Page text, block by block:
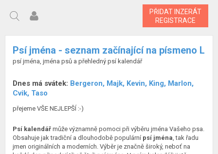
PŘIDAT INZERÁT
REGISTRACE
Psí jména - seznam začínající na písmeno L
psí jména, jména psů a přehledný psí kalendář
Dnes má svátek: Bergeron, Majk, Kevin, King, Marlon,
Cvik, Taso
přejeme VŠE NEJLEPŠÍ :-)
Psí kalendář může významně pomoci při výběru jména Vašeho psa.
Obsahuje jak tradiční a dlouhodobě populární psí jména, tak řadu
jmen originálních a moderních. Výběr je značně široký, neboť na